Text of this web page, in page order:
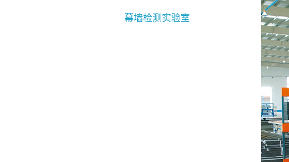
幕墙检测实验室